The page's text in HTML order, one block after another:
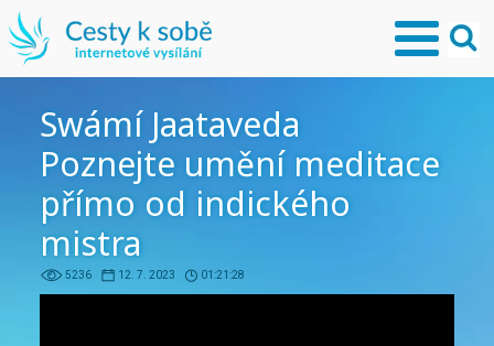
Swámí Jaataveda
Poznejte umění meditace
přímo od indického
mistra
5236 12. 7. 2023 01:21:28